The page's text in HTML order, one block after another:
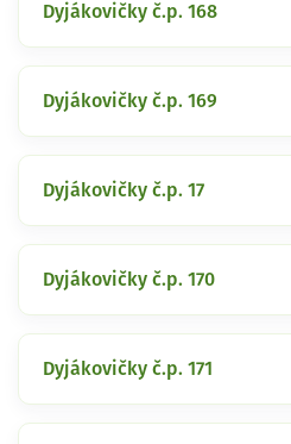
Dyjákovičky č.p. 168
Dyjákovičky č.p. 169
Dyjákovičky č.p. 17
Dyjákovičky č.p. 170
Dyjákovičky č.p. 171